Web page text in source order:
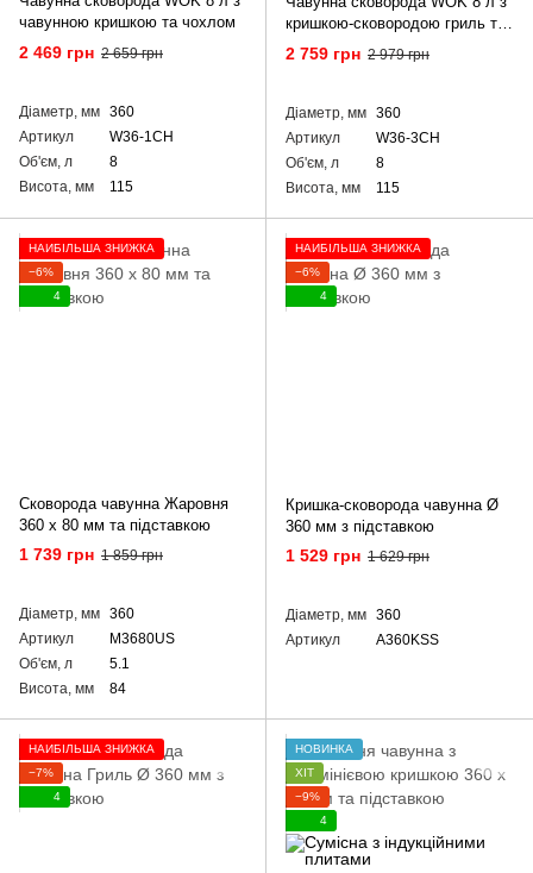
чавунною кришкою та чохлом
2 469 грн 2 659 грн
Діаметр, мм 360
Артикул
W36-1CH
Об'єм, л
8
Висота, мм
115
кришкою-сковородою гриль та
чохлом
2 759 грн 2 979 грн
Діаметр, мм 360
Артикул
W36-3CH
Об'єм, л
8
Висота, мм
115
НАЙБІЛЬША ЗНИЖКА
−6%
4
Сковорода чавунна Жаровня
360 х 80 мм та підставкою
1 739 грн 1 859 грн
Діаметр, мм 360
Артикул
M3680US
Об'єм, л
5.1
Висота, мм
84
НАЙБІЛЬША ЗНИЖКА
−6%
4
Кришка-сковорода чавунна Ø
360 мм з підставкою
1 529 грн 1 629 грн
Діаметр, мм 360
Артикул
A360KSS
НАЙБІЛЬША ЗНИЖКА
−7%
4
НОВИНКА
ХІТ
−9%
4